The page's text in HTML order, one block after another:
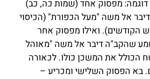
דוגמה: מפסוק אחד (שמות כה, כב)
אל משה "מעל הכפורת" (הכיסוי
הקודשים). ואילו מפסוק אחר
שהקב"ה דיבר אל משה "מאוהל
הכולל את המשכן כולו. לכאורה
בא הפסוק השלישי ומכריע –